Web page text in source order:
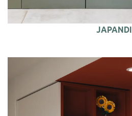
JAPANDI